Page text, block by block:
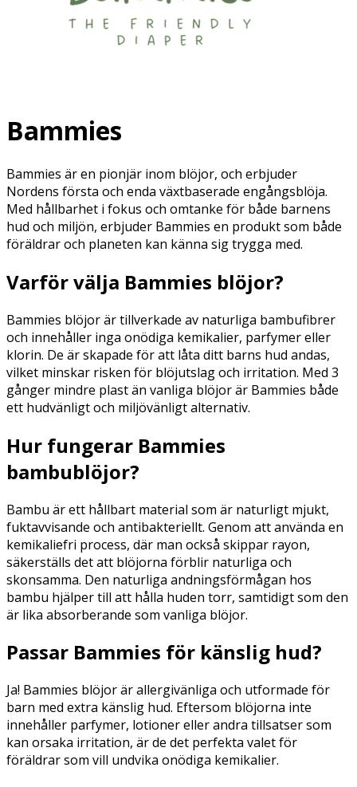
Bammies
Bammies är en pionjär inom blöjor, och erbjuder
Nordens första och enda växtbaserade engångsblöja.
Med hållbarhet i fokus och omtanke för både barnens
hud och miljön, erbjuder Bammies en produkt som både
föräldrar och planeten kan känna sig trygga med.
Varför välja Bammies blöjor?
Bammies blöjorär tillverkade av naturliga bambufibrer
och innehåller inga onödiga kemikalier, parfymer eller
klorin. De är skapade för att låta ditt barns hud andas,
vilket minskar risken för blöjutslag och irritation. Med 3
gånger mindre plast än vanliga blöjorär Bammies både
ett hudvänligt och miljövänligt alternativ.
Hur fungerar Bammies
bambublöjor?
Bambu är ett hållbart material som är naturligt mjukt,
fuktavvisande och antibakteriellt. Genom att använda en
kemikaliefri process, där man också skippar rayon,
säkerställs det att blöjorna förblir naturliga och
skonsamma. Den naturliga andningsförmågan hos
bambu hjälper till att hålla huden torr, samtidigt som den
är lika absorberande som vanliga blöjor.
Passar Bammies för känslig hud?
Ja! Bammies blöjorär allergivänliga och utformade för
barn med extra känslig hud. Eftersom blöjorna inte
innehåller parfymer, lotioner eller andra tillsatser som
kan orsaka irritation, är de det perfekta valet för
föräldrar som vill undvika onödiga kemikalier.